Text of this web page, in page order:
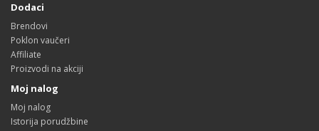
Dodaci
Brendovi
Poklon vaučeri
Affiliate
Proizvodi na akciji
Moj nalog
Moj nalog
Istorija porudžbine